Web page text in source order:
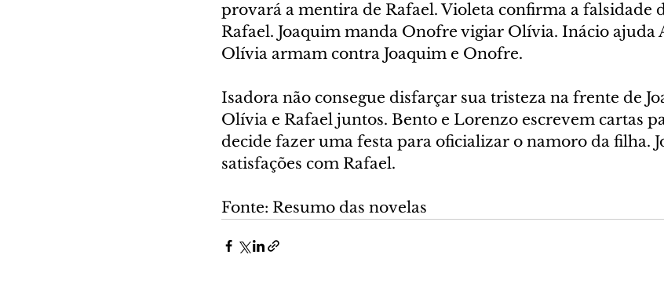
provará a mentira de Rafael. Violeta confirma a falsidade
Rafael. Joaquim manda Onofre vigiar Olívia. Inácio ajuda
Olívia armam contra Joaquim e Onofre.
Isadora não consegue disfarçar sua tristeza na frente de
Olívia e Rafael juntos. Bento e Lorenzo escrevem cartas
decide fazer uma festa para oficializar o namoro da filha.
satisfações com Rafael.
Fonte: Resumo das novelas